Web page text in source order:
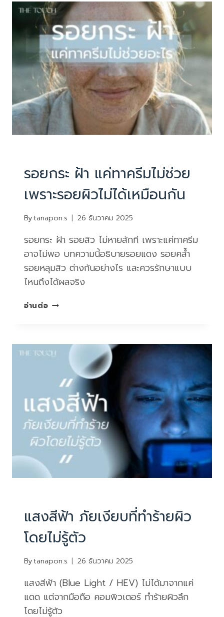
ร้อน”
ที่
ร้ายก
ว่า
แดด?
ทำไม
กิน
ใกล้
เตา
แล้ว
ฝ้า
มา
รอยกระ ฝ้า แค่ทาครีมไม่ช่วย
เพราะรอยผิวไม่ได้เหมือนกัน
Bytanapon.s 26 ธันวาคม 2025
รอยกระ ฝ้า รอยสิว ไม่หายสักที เพราะแค่ทาครีม
อาจไม่พอ บทความนี้อธิบายรอยแดง รอยคล้ำ
รอยหลุมสิว ต่างกันอย่างไร และควรรักษาแบบ
ไหนถึงได้ผลจริง
อ่านต่อรอย
ทา
ช่วย
เพราะ
รอย
ผิว
ไม่
ได้
เหมือน
แสงสีฟ้า ภัยเงียบที่ทำร้ายผิว
โดยไม่รู้ตัว
Bytanapon.s 26 ธันวาคม 2025
แสงสีฟ้า (Blue Light / HEV) ไม่ได้มาจากแค่
แดด แต่จากมือถือ คอมพิวเตอร์ ทำร้ายผิวลึก
โดยไม่รู้ตัว